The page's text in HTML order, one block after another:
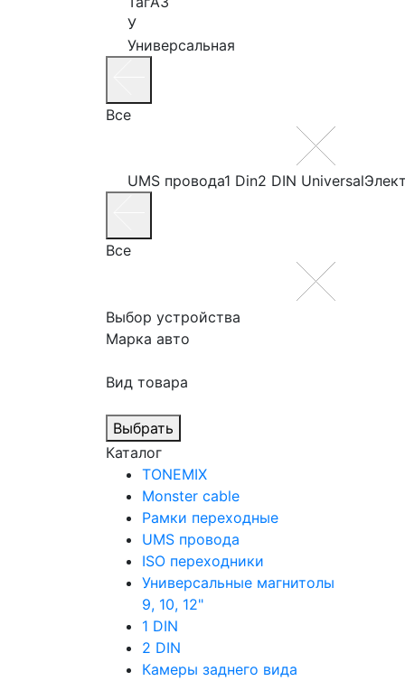
У
Универсальная
Все
UMS провода1 Din2 DIN Universal
Все
Выбор устройства
Марка авто
Вид товара
Выбрать
Каталог
TONEMIX
Monster cable
Рамки переходные
UMS провода
ISO переходники
Универсальные магнитолы
9, 10, 12"
1 DIN
2 DIN
Камеры заднего вида